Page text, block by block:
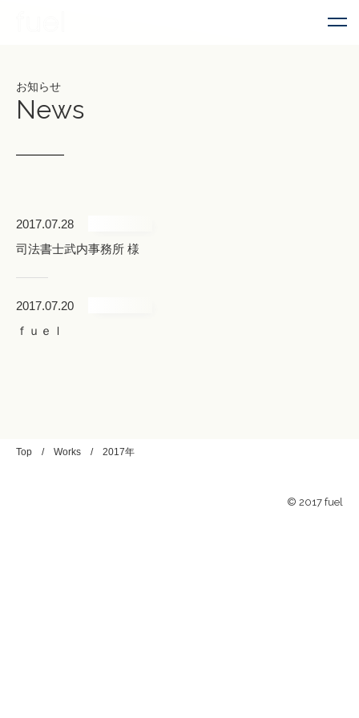
お知らせ
News
2017.07.28
司法書士武内事務所 様
2017.07.20
ｆｕｅｌ
Top / Works / 2017年
© 2017 fuel